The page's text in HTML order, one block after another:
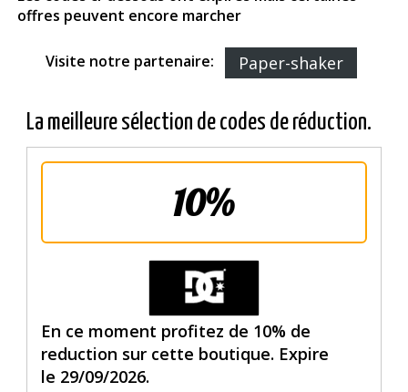
offres peuvent encore marcher
Visite notre partenaire: Paper-shaker
La meilleure sélection de codes de réduction.
10%
En ce moment profitez de 10% de
reduction sur cette boutique. Expire
le 29/09/2026.